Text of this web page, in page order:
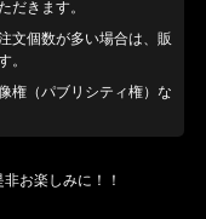
だきます。
文個数が多い場合は、販
。
権（パブリシティ権）な
お楽しみに！！